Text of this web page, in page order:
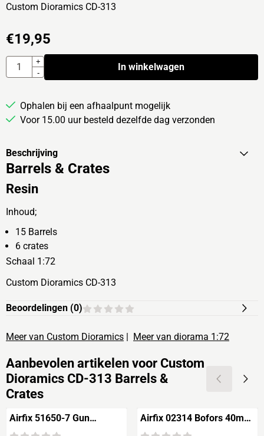
Custom Dioramics CD-313
€19,95
Aantal
+
-
In winkelwagen
Ophalen bij een afhaalpunt mogelijk
Voor 15.00 uur besteld dezelfde dag verzonden
Beschrijving
Barrels & Crates
Resin
Inhoud;
15 Barrels
6 crates
Schaal 1:72
Custom Dioramics CD-313
Beoordelingen (0)
Meer van Custom Dioramics | Meer van diorama 1:72
Aanbevolen artikelen voor Custom
Dioramics CD-313 Barrels &
Crates
Airfix 51650-7 Gun
Emplacement Assault Set
Airfix 02314 Bofors 40mm
Gun & Tractor